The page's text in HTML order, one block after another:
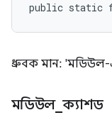
public static
ধ্রুবক মান:
মডিউল_ ক্যাশড